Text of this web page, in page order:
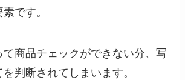
です。
商品チェックができない分、写
判断されてしまいます。